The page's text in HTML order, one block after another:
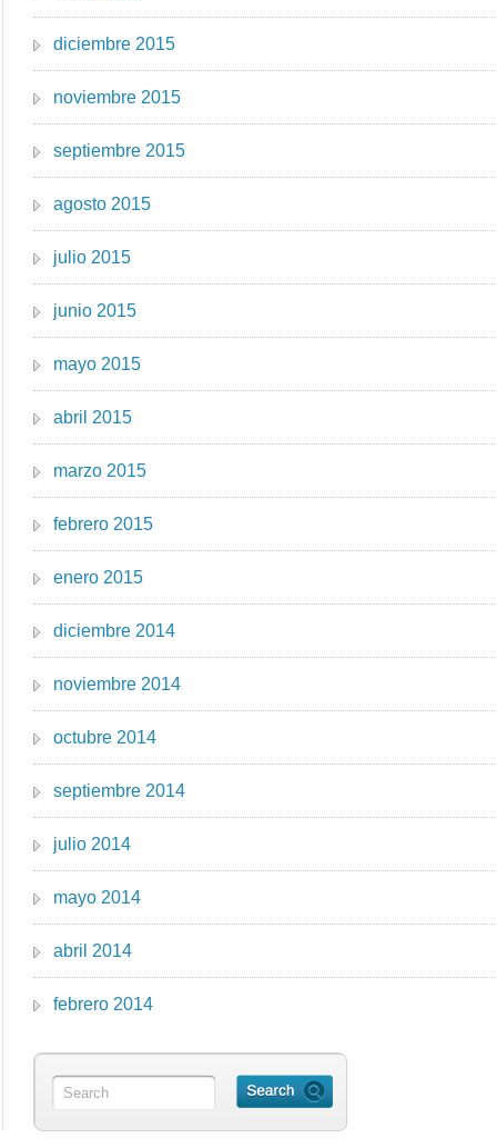
diciembre 2015
noviembre 2015
septiembre 2015
agosto 2015
julio 2015
junio 2015
mayo 2015
abril 2015
marzo 2015
febrero 2015
enero 2015
diciembre 2014
noviembre 2014
octubre 2014
septiembre 2014
julio 2014
mayo 2014
abril 2014
febrero 2014